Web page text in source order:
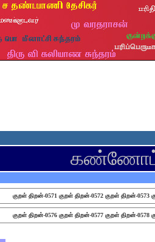
குறள் திறன்-0571 குறள் திறன்-0572 குறள் திறன்-0573
குறள் திறன்-0576 குறள் திறன்-0577 குறள் திறன்-0578